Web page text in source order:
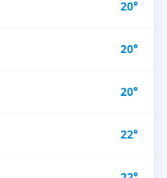
20°
20°
20°
22°